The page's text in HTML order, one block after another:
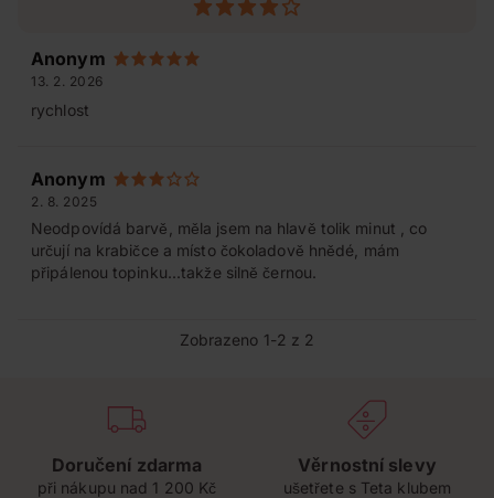
Anonym
13. 2. 2026
rychlost
Anonym
2. 8. 2025
Neodpovídá barvě, měla jsem na hlavě tolik minut , co
určují na krabičce a místo čokoladově hnědé, mám
připálenou topinku...takže silně černou.
Zobrazeno 1-2 z 2
Doručení zdarma
při nákupu nad 1 200 Kč
Věrnostní slevy
ušetřete s Teta klubem